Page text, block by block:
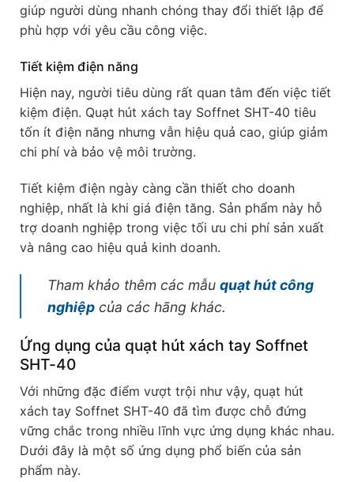
giúp người dùng nhanh chóng thay đổi thiết lập để
phù hợp với yêu cầu công việc.
Tiết kiệm điện năng
Hiện nay, người tiêu dùng rất quan tâm đến việc tiết
kiệm điện. Quạt hút xách tay Soffnet SHT-40 tiêu
tốn ít điện năng nhưng vẫn hiệu quả cao, giúp giảm
chi phí và bảo vệ môi trường.
Tiết kiệm điện ngày càng cần thiết cho doanh
nghiệp, nhất là khi giá điện tăng. Sản phẩm này hỗ
trợ doanh nghiệp trong việc tối ưu chi phí sản xuất
và nâng cao hiệu quả kinh doanh.
Tham khảo thêm các mẫu quạt hút công
nghiệp của các hãng khác.
Ứng dụng của quạt hút xách tay Soffnet
SHT-40
Với những đặc điểm vượt trội như vậy, quạt hút
xách tay Soffnet SHT-40 đã tìm được chỗ đứng
vững chắc trong nhiều lĩnh vực ứng dụng khác nhau.
Dưới đây là một số ứng dụng phổ biến của sản
phẩm này.